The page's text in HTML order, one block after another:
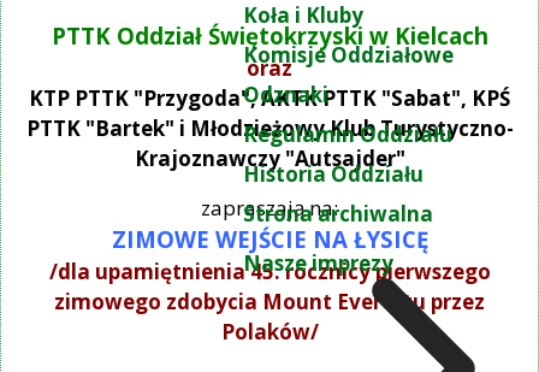
Koła i Kluby
Komisje Oddziałowe
Odznaki
Regulamin Oddziału
Historia Oddziału
Strona archiwalna
Nasze imprezy
PTTK Oddział Świętokrzyski w Kielcach
oraz
KTP PTTK "Przygoda", AKTK PTTK "Sabat", KPŚ
PTTK "Bartek" i Młodzieżowy Klub Turystyczno-
Krajoznawczy "Autsajder"
zapraszają na:
ZIMOWE WEJŚCIE NA ŁYSICĘ
/dla upamiętnienia 45. rocznicy pierwszego
zimowego zdobycia Mount Everestu przez
Polaków/